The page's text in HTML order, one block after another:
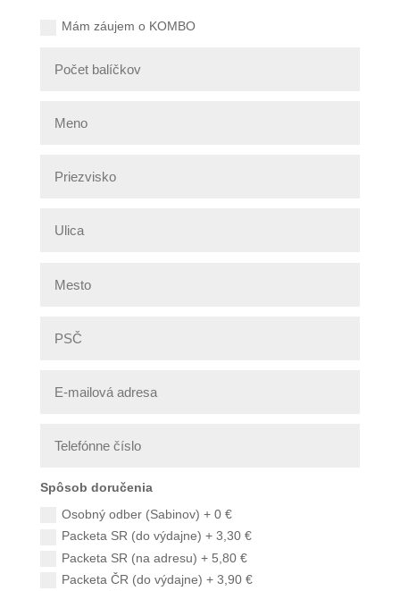
Mám záujem o KOMBO
Spôsob doručenia
Osobný odber (Sabinov) + 0 €
Packeta SR (do výdajne) + 3,30 €
Packeta SR (na adresu) + 5,80 €
Packeta ČR (do výdajne) + 3,90 €